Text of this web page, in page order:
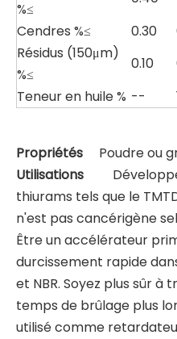
%≤
Cendres %≤
0.30
Résidus (150μm)
%≤
0.10
Teneur en huile % --
Propriétés Poudre ou
Utilisations
thiurams tels que le
n'est pas cancérigène
Être un accélérateur
durcissement rapide
et NBR. Soyez plus sûr à
temps de brûlage plus
utilisé comme